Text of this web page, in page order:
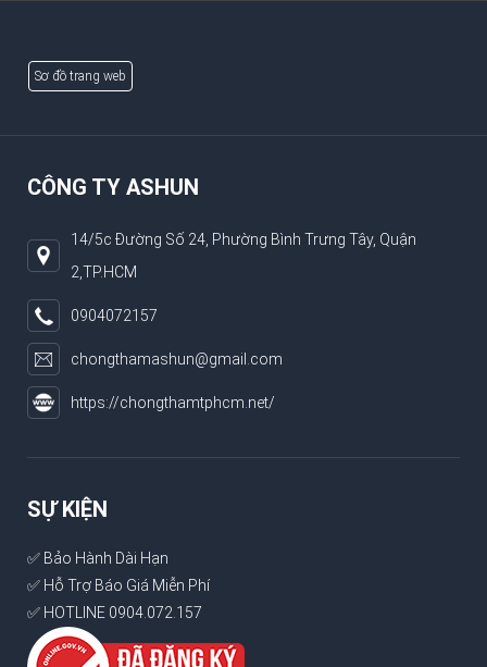
Sơ đồ trang web
CÔNG TY ASHUN
14/5c Đường Số 24, Phường Bình Trưng Tây, Quận
2,TP.HCM
0904072157
chongthamashun@gmail.com
https://chongthamtphcm.net/
SỰ KIỆN
✅ Bảo Hành Dài Hạn
✅ Hỗ Trợ Báo Giá Miễn Phí
✅ HOTLINE 0904.072.157